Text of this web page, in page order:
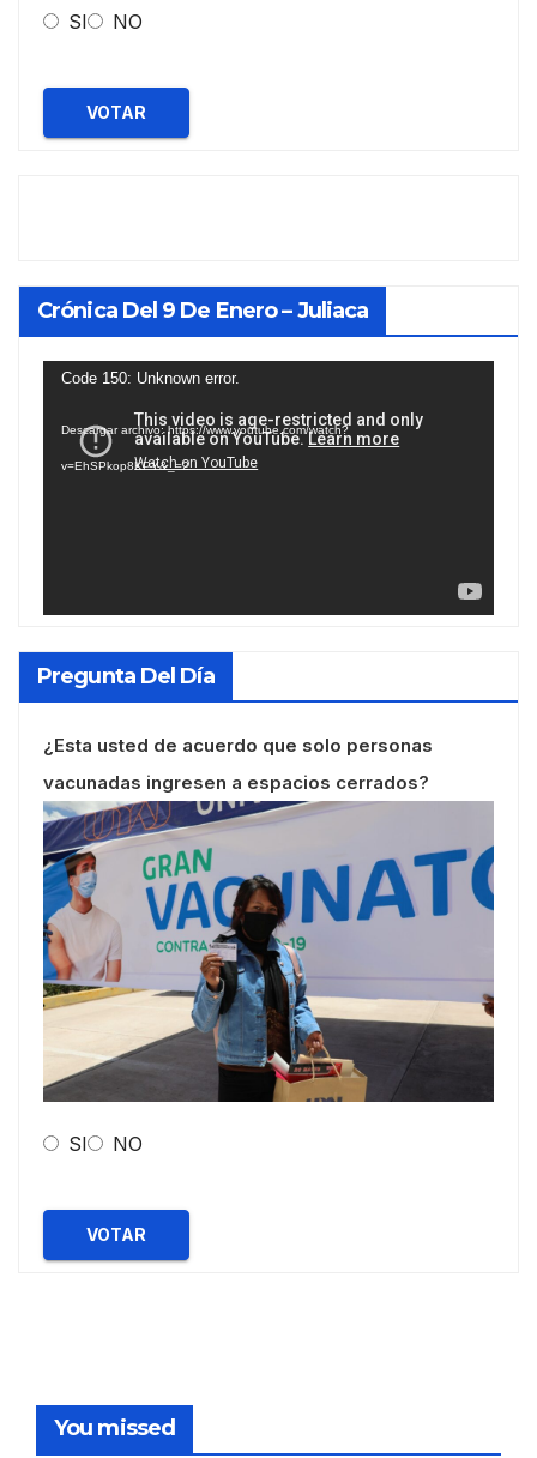
SI NO
VOTAR
Crónica Del 9 De Enero – Juliaca
Reproductor
vídeo
Code 150: Unknown error.
Descargar archivo: https://www.youtube.com/watch?
v=EhSPkop8KPY&_=2
Pregunta Del Día
¿Esta usted de acuerdo que solo personas
vacunadas ingresen a espacios cerrados?
SI NO
VOTAR
You missed